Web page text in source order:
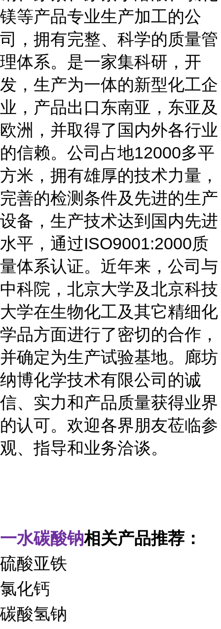
镁等产品专业生产加工的公
司，拥有完整、科学的质量管
理体系。是一家集科研，开
发，生产为一体的新型化工企
业，产品出口东南亚，东亚及
欧洲，并取得了国内外各行业
的信赖。公司占地12000多平
方米，拥有雄厚的技术力量，
完善的检测条件及先进的生产
设备，生产技术达到国内先进
水平，通过ISO9001:2000质
量体系认证。近年来，公司与
中科院，北京大学及北京科技
大学在生物化工及其它精细化
学品方面进行了密切的合作，
并确定为生产试验基地。廊坊
纳博化学技术有限公司的诚
信、实力和产品质量获得业界
的认可。欢迎各界朋友莅临参
观、指导和业务洽谈。
一水碳酸钠相关产品推荐：
硫酸亚铁
氯化钙
碳酸氢钠